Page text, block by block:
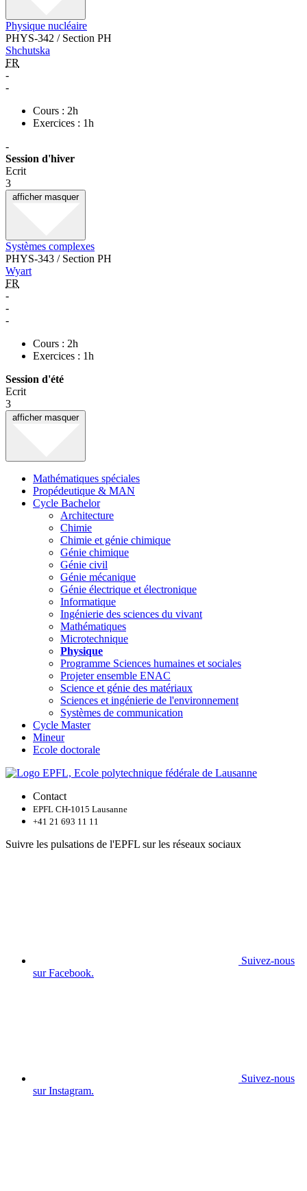
Physique nucléaire
PHYS-342 / Section PH
Shchutska
FR
-
-
Cours : 2h
Exercices : 1h
-
Session d'hiver
Ecrit
3
afficher masquer
Systèmes complexes
PHYS-343 / Section PH
Wyart
FR
-
-
-
Cours : 2h
Exercices : 1h
Session d'été
Ecrit
3
afficher masquer
Mathématiques spéciales
Propédeutique & MAN
Cycle Bachelor
Architecture
Chimie
Chimie et génie chimique
Génie chimique
Génie civil
Génie mécanique
Génie électrique et électronique
Informatique
Ingénierie des sciences du vivant
Mathématiques
Microtechnique
Physique
Programme Sciences humaines et sociales
Projeter ensemble ENAC
Science et génie des matériaux
Sciences et ingénierie de l'environnement
Systèmes de communication
Cycle Master
Mineur
Ecole doctorale
Contact
EPFL CH-1015 Lausanne
+41 21 693 11 11
Suivre les pulsations de l'EPFL sur les réseaux sociaux
Suivez-nous
sur Facebook.
Suivez-nous
sur Instagram.